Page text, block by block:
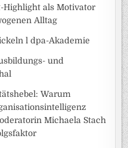
Highlight als Motivator
Alltag
l dpa-Akademie
und
Warum
Michaela Stach